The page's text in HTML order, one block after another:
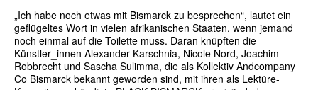
„Ich habe noch etwas mit Bismarck zu besprechen“, lautet ein
geflügeltes Wort in vielen afrikanischen Staaten, wenn jemand
noch einmal auf die Toilette muss. Daran knüpften die
Künstler_innen Alexander Karschnia, Nicole Nord, Joachim
Robbrecht und Sascha Sulimma, die als Kollektiv Andcompany
Co Bismarck bekannt geworden sind, mit ihren als Lektüre-